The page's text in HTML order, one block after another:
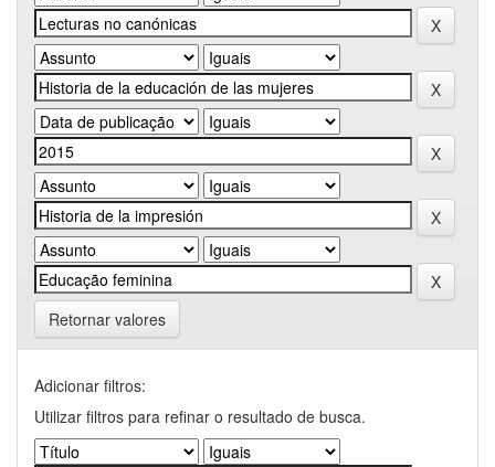
Retornar valores
Adicionar filtros:
Utilizar filtros para refinar o resultado de busca.